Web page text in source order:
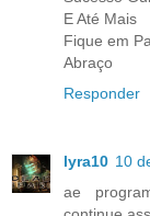
E Até Mais
Fique em
Abraço
Responder
lyra10 10
ae